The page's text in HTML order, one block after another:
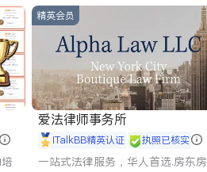
精英会员
爱法律师事务所
iTalkBB精英认证 执照已核实
一站式法律服务，华人首选.房东房